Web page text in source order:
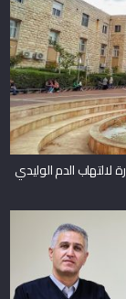
الدم الوليدي